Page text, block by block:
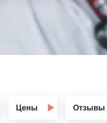
Цены Отзывы